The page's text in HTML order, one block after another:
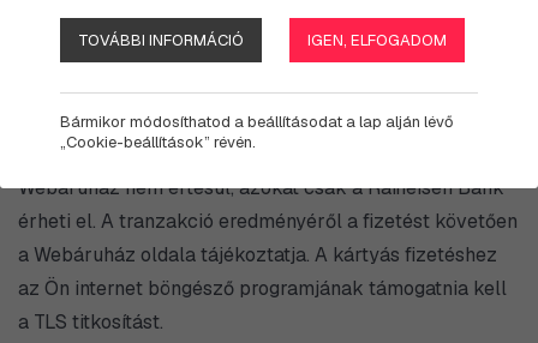
alapozza meg. A Webáruház a megrendeléssel
kapcsolatos információkat kapja meg a vásárlótól, a
Raiffeisen Bank pedig kizárólag a fizetési tranzakcióhoz
szükséges kártyaadatokat a 256 bites TLS titkosítással
ellátott fizetőoldalon. A fizetőoldal adattartalmáról a
Webáruház nem értesül, azokat csak a Raiffeisen Bank
érheti el. A tranzakció eredményéről a fizetést követően
a Webáruház oldala tájékoztatja. A kártyás fizetéshez
az Ön internet böngésző programjának támogatnia kell
a TLS titkosítást.
TOVÁBBI INFORMÁCIÓ IGEN, ELFOGADOM
Bármikor módosíthatod a beállításodat a lap alján lévő
„Cookie-beállítások” révén.